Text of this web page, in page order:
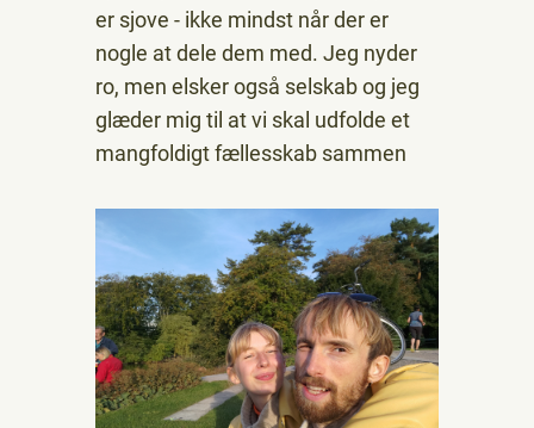
er sjove - ikke mindst når der er
nogle at dele dem med. Jeg nyder
ro, men elsker også selskab og jeg
glæder mig til at vi skal udfolde et
mangfoldigt fællesskab sammen